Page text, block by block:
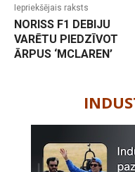
Iepriekšējais raksts
NORISS F1 DEBIJU
VARĒTU PIEDZĪVOT
ĀRPUS ‘MCLAREN’